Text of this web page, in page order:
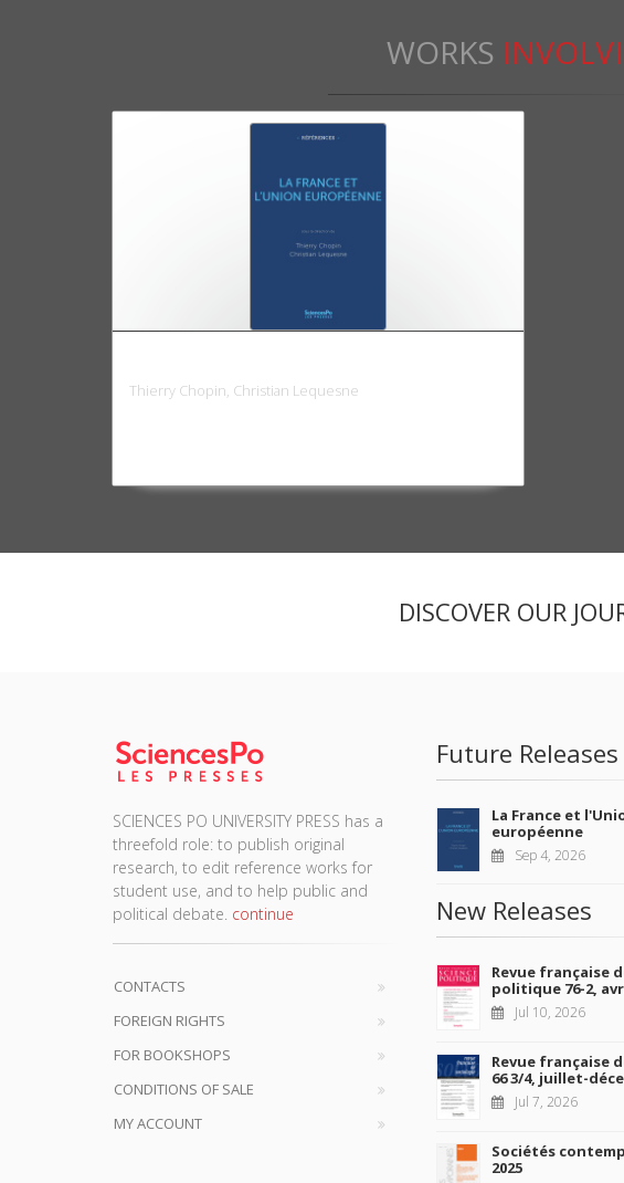
WORKS
Thierry Chopin, Christian Lequesne
DISCOVER OUR
SCIENCES PO UNIVERSITY PRESS has a
threefold role: to publish original
research, to edit reference works for
student use, and to help public and
political debate. continue
CONTACTS
FOREIGN RIGHTS
FOR BOOKSHOPS
CONDITIONS OF SALE
MY ACCOUNT
Future Releases
La France et
européenne
Sep 4, 2026
New Releases
Revue française
politique 76-2,
Jul 10, 2026
Revue française
66 3/4, juillet-
Jul 7, 2026
Sociétés
2025